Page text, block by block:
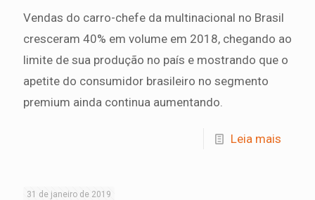
Vendas do carro-chefe da multinacional no Brasil
cresceram 40% em volume em 2018, chegando ao
limite de sua produção no país e mostrando que o
apetite do consumidor brasileiro no segmento
premium ainda continua aumentando.
Leia mais
31 de janeiro de 2019